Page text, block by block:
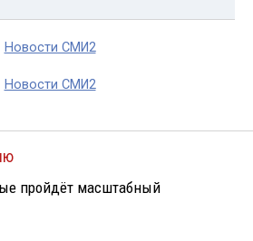
Новости СМИ2
Новости СМИ2
пройдёт масштабный